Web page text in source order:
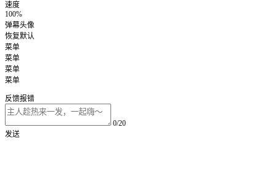
速度
100%
弹幕头像
恢复默认
菜单
菜单
菜单
菜单
反馈报错
0/20
发送